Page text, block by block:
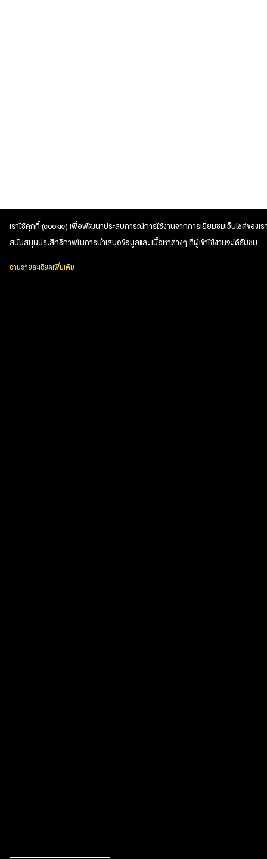
เราใช้คุกกี้ (cookie) เพื่อพัฒนาประสบการณ์การใช้งานจากการเยี่ยมชมเว็บไซต์ของเร
สนับสนุนประสิทธิภาพในการนำเสนอข้อมูลและ เนื้อหาต่างๆ ที่ผู้เข้าใช้งานจะได้รับชม
อ่านรายละเอียดเพิ่มเติม